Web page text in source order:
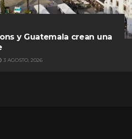
y Guatemala crean una
3 AGOSTO, 2026